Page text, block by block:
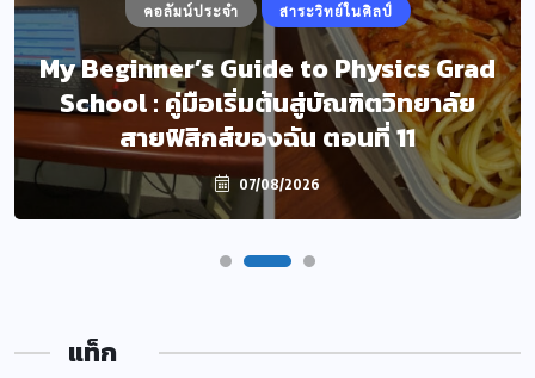
คอลัมน์ประจำ สาระวิทย์ในศิลป์
My Beginner’s Guide to Physics Grad
School : คู่มือเริ่มต้นสู่บัณฑิตวิทยาลัย
สายฟิสิกส์ของฉัน ตอนที่ 11
07/08/2026
แท็ก